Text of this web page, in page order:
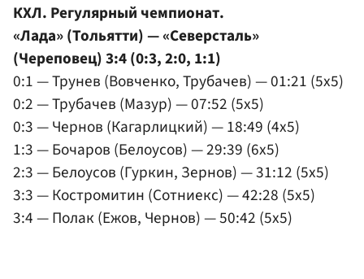
КХЛ. Регулярный чемпионат.
«Лада» (Тольятти) — «Северсталь»
(Череповец) 3:4 (0:3, 2:0, 1:1)
0:1 — Трунев (Вовченко, Трубачев) — 01:21 (5x5)
0:2 — Трубачев (Мазур) — 07:52 (5x5)
0:3 — Чернов (Кагарлицкий) — 18:49 (4x5)
1:3 — Бочаров (Белоусов) — 29:39 (6x5)
2:3 — Белоусов (Гуркин, Зернов) — 31:12 (5x5)
3:3 — Костромитин (Сотниекс) — 42:28 (5x5)
3:4 — Полак (Ежов, Чернов) — 50:42 (5x5)